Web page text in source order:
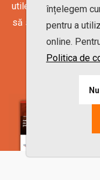
utile pentru cluburile
să se folosească de
crește
înțelegem
pentru a
online.
Politica de